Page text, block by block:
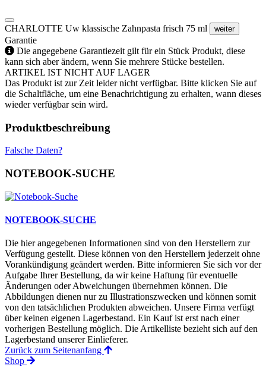
CHARLOTTE Uw klassische Zahnpasta frisch 75 ml weiter
Garantie
Die angegebene Garantiezeit gilt für ein Stück Produkt, diese
kann sich aber ändern, wenn Sie mehrere Stücke bestellen.
ARTIKEL IST NICHT AUF LAGER
Das Produkt ist zur Zeit leider nicht verfügbar. Bitte klicken Sie auf
die Schaltfläche, um eine Benachrichtigung zu erhalten, wann dieses
wieder verfügbar sein wird.
Produktbeschreibung
Falsche Daten?
NOTEBOOK-SUCHE
NOTEBOOK-SUCHE
Die hier angegebenen Informationen sind von den Herstellern zur
Verfügung gestellt. Diese können von den Herstellern jederzeit ohne
Vorankündigung geändert werden. Bitte informieren Sie sich vor der
Aufgabe Ihrer Bestellung, da wir keine Haftung für eventuelle
Änderungen oder Abweichungen übernehmen können. Die
Abbildungen dienen nur zu Illustrationszwecken und können somit
von den tatsächlichen Produkten abweichen. Unsere Firma verfügt
über keinen eigenen Lagerbestand. Ein Kauf ist erst nach einer
vorherigen Bestellung möglich. Die Artikelliste bezieht sich auf den
Lagerbestand unserer Einlieferer.
Zurück zum Seitenanfang
Shop